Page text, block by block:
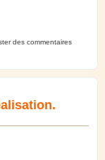
des commentaires